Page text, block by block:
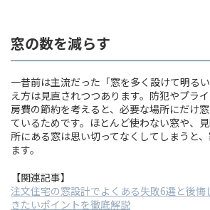
窓の数を減らす
一昔前は主流だった「窓を多く設けて明る
え方は見直されつつあります。防犯やプラ
房費の節約を考えると、必要な場所にだけ
ているためです。ほとんど使わない窓や、
所にある窓は思い切ってなくしてしまうと
ます。
【関連記事】
注文住宅の窓設計でよく ある失敗6選と後悔
きたいポイントを徹底解説